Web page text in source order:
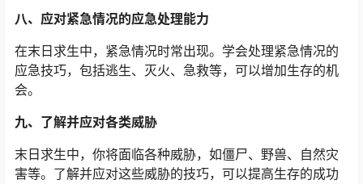
八、应对紧急情况的应急处理能力
在末日求生中，紧急情况时常出现。学会处理紧急情况的
应急技巧，包括逃生、灭火、急救等，可以增加生存的机
会。
九、了解并应对各类威胁
末日求生中，你将面临各种威胁，如僵尸、野兽、自然灾
害等。了解并应对这些威胁的技巧，可以提高生存的成功